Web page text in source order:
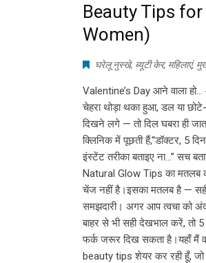
Beauty Tips for
Women)
घरेलू नुस्खे, ब्यूटी केर, महिलाएं,
Valentine’s Day आने वाला
चेहरा थोड़ा थका हुआ, डल या
दिखने लगे — तो दिल घबरा ही
क्लिनिक में पूछती हैं,“डॉक्टर, 5
इंस्टेंट तरीका बताइए ना…” सच
Natural Glow Tips का मतलब
चेंज नहीं है।इसका मतलब है —
समझदारी। अगर आप त्वचा को
बाहर से भी सही देखभाल करें, तो
फर्क जरूर दिख सकता है।यहाँ मैं
beauty tips शेयर कर रही हूँ, जो